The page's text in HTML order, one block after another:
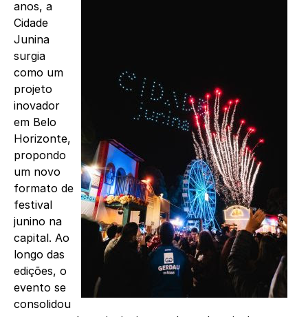
anos, a
Cidade
Junina
surgia
como um
projeto
inovador
em Belo
Horizonte,
propondo
um novo
formato de
festival
junino na
capital. Ao
longo das
edições, o
evento se
consolidou